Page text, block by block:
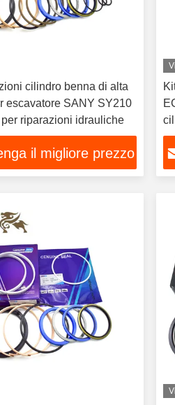
cilindro benna di alta
escavatore SANY SY210
riparazioni idrauliche
il migliore prezzo
EC210